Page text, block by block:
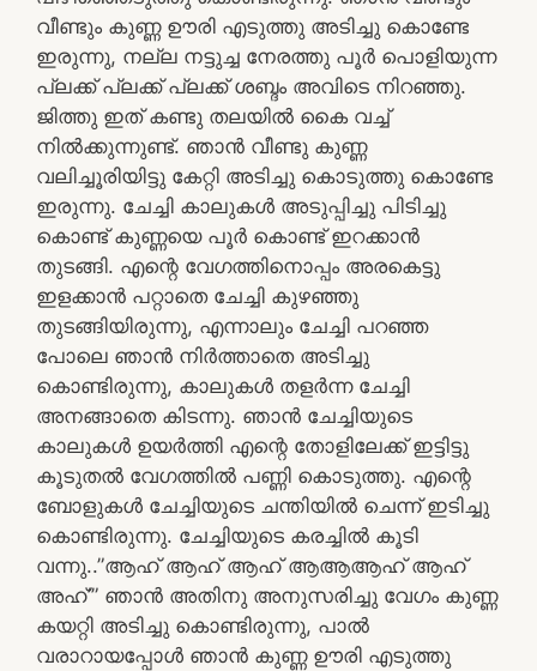
വീണ്ടും കുണ്ണ ഊരി എടുത്തു അടിച്ചു കൊണ്ടേ
ഇരുന്നു, നല്ല നട്ടുച്ച നേരത്തു പൂർ പൊളിയുന്ന
പ്ലക്ക് പ്ലക്ക് പ്ലക്ക് ശബ്ദം അവിടെ നിറഞ്ഞു.
ജിത്തു ഇത് കണ്ടു തലയിൽ കൈ വച്ച്
നിൽക്കുന്നുണ്ട്. ഞാൻ വീണ്ടു കുണ്ണ
വലിച്ചൂരിയിട്ടു കേറ്റി അടിച്ചു കൊടുത്തു കൊണ്ടേ
ഇരുന്നു. ചേച്ചി കാലുകൾ അടുപ്പിച്ചു പിടിച്ചു
കൊണ്ട് കുണ്ണയെ പൂർ കൊണ്ട് ഇറക്കാൻ
തുടങ്ങി. എന്റെ വേഗത്തിനൊപ്പം അരകെട്ടു
ഇളക്കാൻ പറ്റാതെ ചേച്ചി കുഴഞ്ഞു
തുടങ്ങിയിരുന്നു, എന്നാലും ചേച്ചി പറഞ്ഞ
പോലെ ഞാൻ നിർത്താതെ അടിച്ചു
കൊണ്ടിരുന്നു, കാലുകൾ തളർന്ന ചേച്ചി
അനങ്ങാതെ കിടന്നു. ഞാൻ ചേച്ചിയുടെ
കാലുകൾ ഉയർത്തി എന്റെ തോളിലേക്ക് ഇട്ടിട്ടു
കൂടുതൽ വേഗത്തിൽ പണ്ണി കൊടുത്തു. എന്റെ
ബോളുകൾ ചേച്ചിയുടെ ചന്തിയിൽ ചെന്ന് ഇടിച്ചു
കൊണ്ടിരുന്നു. ചേച്ചിയുടെ കരച്ചിൽ കൂടി
വന്നു..”ആഹ് ആഹ് ആഹ് ആആആഹ്‌ ആഹ്
അഹ്’” ഞാൻ അതിനു അനുസരിച്ചു വേഗം കുണ്ണ
കയറ്റി അടിച്ചു കൊണ്ടിരുന്നു, പാൽ
വരാറായപ്പോൾ ഞാൻ കുണ്ണ ഊരി എടുത്തു